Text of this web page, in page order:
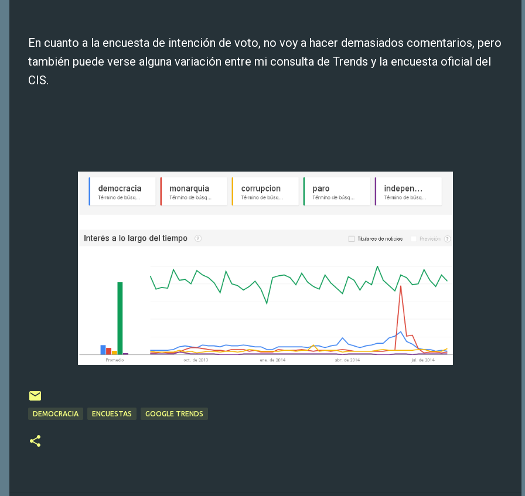
En cuanto a la encuesta de intención de voto, no voy a hacer demasiados comentarios, pero
también puede verse alguna variación entre mi consulta de Trends y la encuesta oficial del
CIS.
DEMOCRACIA ENCUESTAS GOOGLE TRENDS